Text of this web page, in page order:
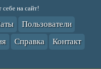
себе на сайт!
Пользователи
Справка
Контакт